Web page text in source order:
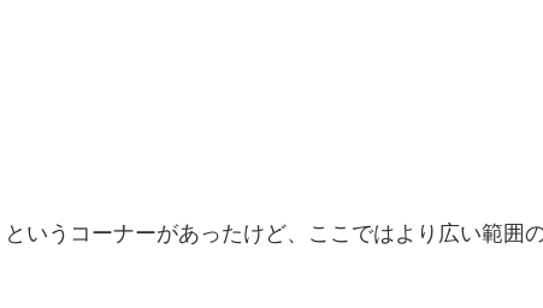
いうコーナーがあったけど、ここではより広い範囲